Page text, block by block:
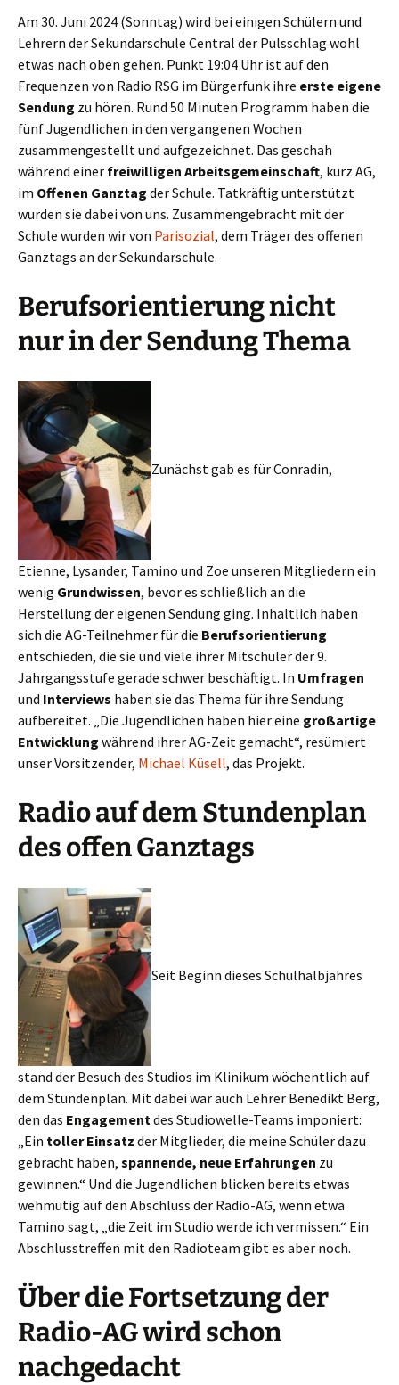
Am 30. Juni 2024 (Sonntag) wird bei einigen Schülern und
Lehrern der Sekundarschule Central der Pulsschlag wohl
etwas nach oben gehen. Punkt 19:04 Uhr ist auf den
Frequenzen von Radio RSG im Bürgerfunk ihre erste eigene
Sendung zu hören. Rund 50 Minuten Programm haben die
fünf Jugendlichen in den vergangenen Wochen
zusammengestellt und aufgezeichnet. Das geschah
während einer freiwilligen Arbeitsgemeinschaft, kurz AG,
im Offenen Ganztag der Schule. Tatkräftig unterstützt
wurden sie dabei von uns. Zusammengebracht mit der
Schule wurden wir von Parisozial, dem Träger des offenen
Ganztags an der Sekundarschule.
Berufsorientierung nicht
nur in der Sendung Thema
Zunächst gab es für Conradin,
Etienne, Lysander, Tamino und Zoe unseren Mitgliedern ein
wenig Grundwissen, bevor es schließlich an die
Herstellung der eigenen Sendung ging. Inhaltlich haben
sich die AG-Teilnehmer für die Berufsorientierung
entschieden, die sie und viele ihrer Mitschüler der 9.
Jahrgangsstufe gerade schwer beschäftigt. In Umfragen
und Interviews haben sie das Thema für ihre Sendung
aufbereitet. „Die Jugendlichen haben hier eine großartige
Entwicklung während ihrer AG-Zeit gemacht“, resümiert
unser Vorsitzender, Michael Küsell, das Projekt.
Radio auf dem Stundenplan
des offen Ganztags
Seit Beginn dieses Schulhalbjahres
stand der Besuch des Studios im Klinikum wöchentlich auf
dem Stundenplan. Mit dabei war auch Lehrer Benedikt Berg,
den das Engagementdes Studiowelle-Teams imponiert:
„Ein toller Einsatz der Mitglieder, die meine Schüler dazu
gebracht haben, spannende, neue Erfahrungen zu
gewinnen.“ Und die Jugendlichen blicken bereits etwas
wehmütig auf den Abschluss der Radio-AG, wenn etwa
Tamino sagt, „die Zeit im Studio werde ich vermissen.“ Ein
Abschlusstreffen mit den Radioteam gibt es aber noch.
Über die Fortsetzung der
Radio-AG wird schon
nachgedacht